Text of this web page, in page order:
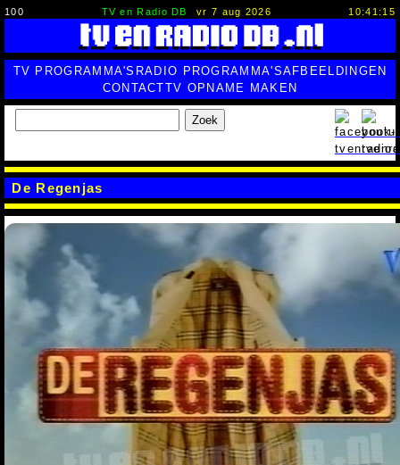
100 TV en Radio DB vr 7 aug 2026 10:41:16
TV PROGRAMMA'S RADIO PROGRAMMA'SAFBEELDINGEN
CONTACTTV OPNAME MAKEN
Zoek
De Regenjas